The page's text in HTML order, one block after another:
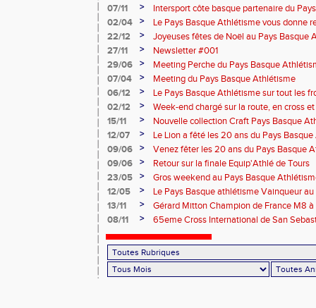
07/11
>
Intersport côte basque partenaire du
02/04
>
Le Pays Basque Athlétisme vous donne
22/12
>
Joyeuses fêtes de Noël au Pays Basque
27/11
>
Newsletter #001
29/06
>
Meeting Perche du Pays Basque
07/04
>
Meeting du Pays Basque Athlétisme
06/12
>
Le Pays Basque Athlétisme sur tout les
02/12
>
Week-end chargé sur la route, en cross
15/11
>
Nouvelle collection Craft Pays Basque
12/07
>
Le Lion a fêté les 20 ans du Pays
09/06
>
Venez fêter les 20 ans du Pays Basque
09/06
>
Retour sur la finale Equip'Athlé de Tours
23/05
>
Gros weekend au Pays Basque
12/05
>
Le Pays Basque athlétisme Vainqueur au
13/11
>
Gérard Mitton Champion de France M8
des athlètes du PBA
08/11 > 65eme Cross International de San